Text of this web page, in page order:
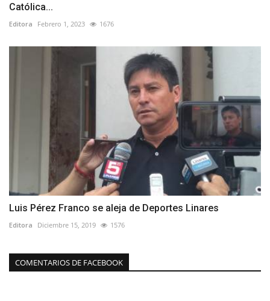
Católica...
Editora Febrero 1, 2023 1676
Luis Pérez Franco se aleja de Deportes Linares
Editora Diciembre 15, 2019 1576
COMENTARIOS DE FACEBOOK